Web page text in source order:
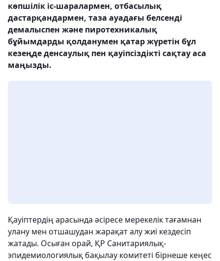
көпшілік іс-шаралармен, отбасылық
дастарқандармен, таза ауадағы белсенді
демалыспен және пиротехникалық
бұйымдарды қолданумен қатар жүретін бұл
кезеңде денсаулық пен қауіпсіздікті сақтау аса
маңызды.
Қауіптердің арасында әсіресе мерекелік тағамнан
улану мен отшашудан жарақат алу жиі кездесіп
жатады. Осыған орай, ҚР Санитариялық-
эпидемиологиялық бақылау комитеті бірнеше кеңес